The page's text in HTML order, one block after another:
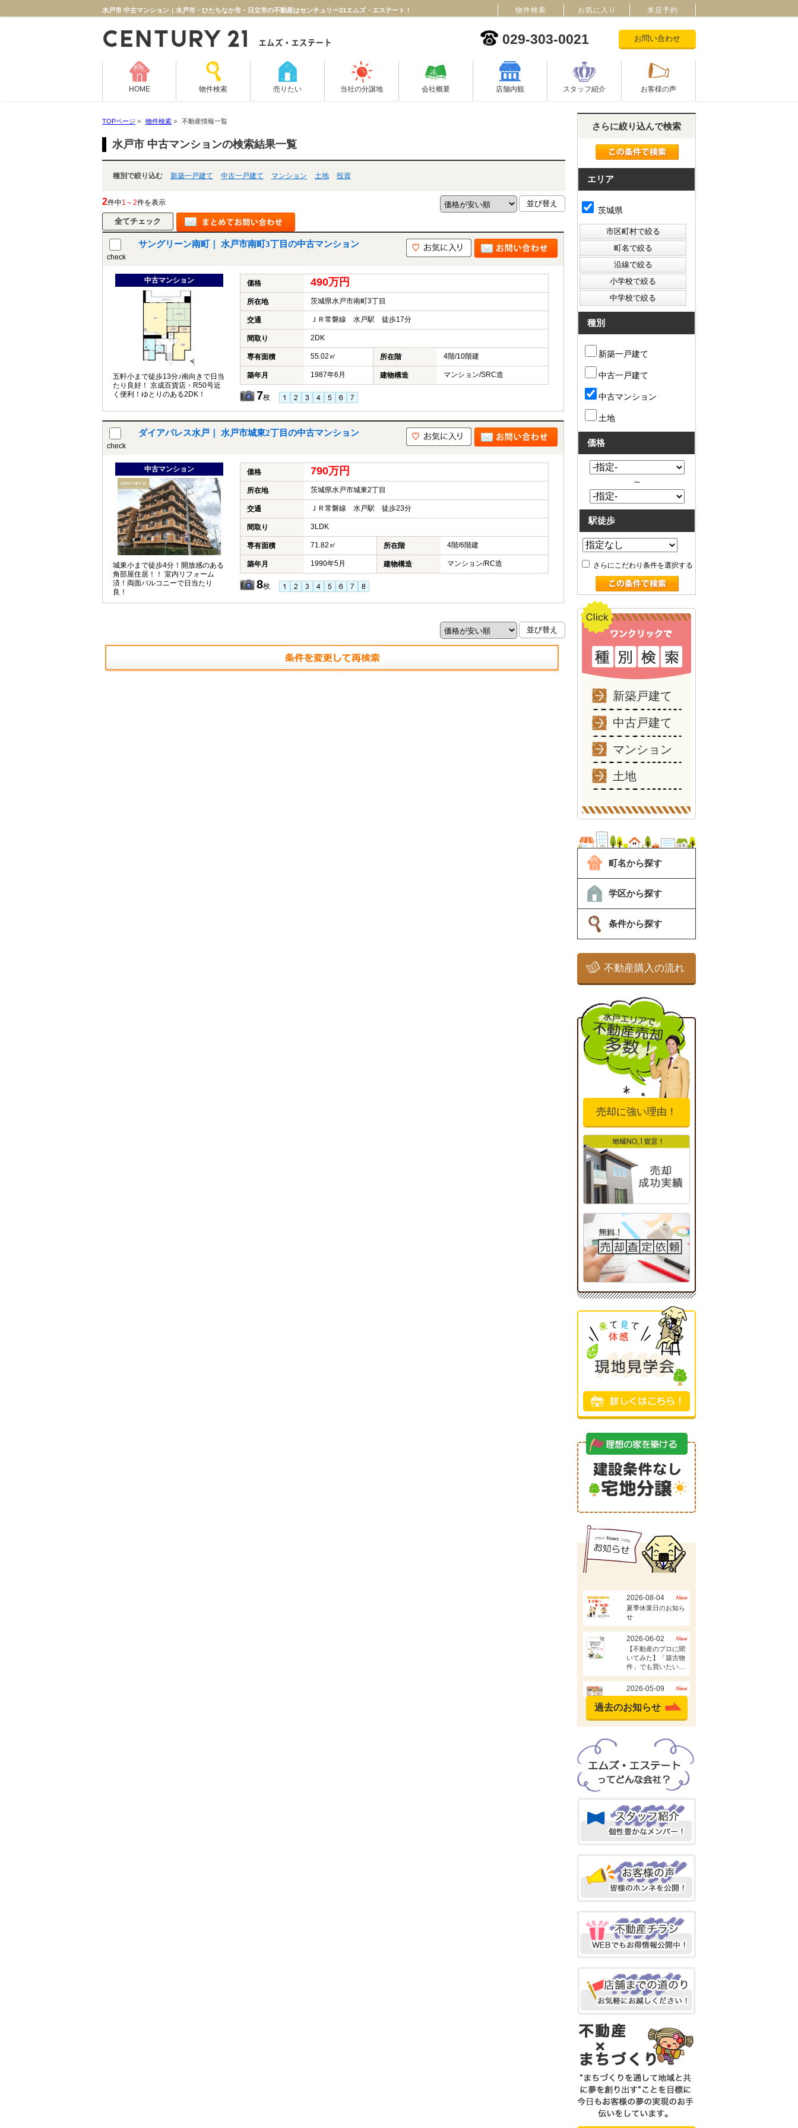
水戸市 中古マンション｜水戸市・ひたちなか市・日立市の不動産はセンチュリー21エムズ・エステート！
029-303-0021 お問い合わせ
HOME 物件検索 売りたい 当社の分譲地 会社概要 店舗内観 スタッフ紹介 お客様の声
TOPページ > 物件検索 > 不動産情報一覧
水戸市 中古マンションの検索結果一覧
種別で絞り込む 新築一戸建て 中古一戸建て マンション 土地 投資
2件中1～2件を表示
check
サングリーン南町｜ 水戸市南町3丁目の中古マンション
中古マンション
五軒小まで徒歩13分♪南向きで日当
たり良好！ 京成百貨店・R50号近
く便利！ゆとりのある2DK！
価格 490万円
所在地 茨城県水戸市南町3丁目
交通 ＪＲ常磐線 水戸駅 徒歩17分
間取り 2DK
専有面積 55.02㎡ 所在階 4階/10階建
築年月 1987年6月 建物構造 マンション/SRC造
7枚
check
ダイアパレス水戸｜ 水戸市城東2丁目の中古マンション
中古マンション
城東小まで徒歩4分！開放感のある
角部屋住居！！ 室内リフォーム
済！両面バルコニーで日当たり
良！
価格 790万円
所在地 茨城県水戸市城東2丁目
交通 ＪＲ常磐線 水戸駅 徒歩23分
間取り 3LDK
専有面積 71.82㎡ 所在階 4階/6階建
築年月 1990年5月 建物構造 マンション/RC造
8枚
さらに絞り込んで検索
エリア
茨城県
種別
新築一戸建て
中古一戸建て
中古マンション
土地
価格
～
駅徒歩
さらにこだわり条件を選択する
新築戸建て
中古戸建て
マンション
土地
町名から探す
学区から探す
条件から探す
不動産購入の流れ
売却に強い理由！
過去のお知らせ
物件検索 お気に入り 来店予約